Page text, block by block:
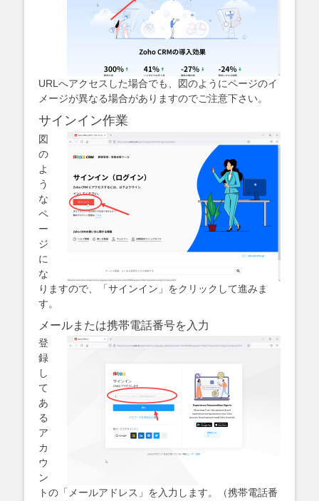
URLへアクセスした場合でも、図のようにページのイ
メージが異なる場合がありますのでご注意下さい。
サインイン作業
図
の
よ
う
な
ペ
ー
ジ
に
な
りますので、「サインイン」をクリックして進みま
す。
メールまたは携帯電話番号を入力
登
録
し
て
あ
る
ア
カ
ウ
ン
トの「メールアドレス」を入力します。（携帯電話番